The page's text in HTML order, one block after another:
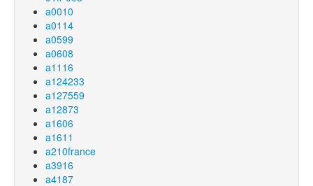
a0010
a0114
a0599
a0608
a1116
a124233
a127559
a12873
a1606
a1611
a210france
a3916
a4187